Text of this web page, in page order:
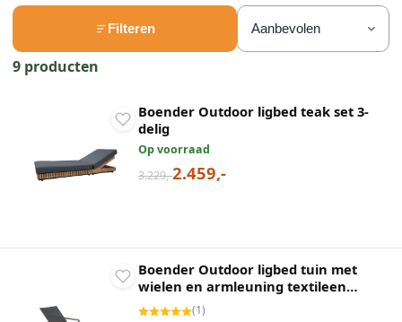
Filteren
9 producten
Boender Outdoor ligbed teak set 3-
delig
Op voorraad
3.229,-2.459,-
Boender Outdoor ligbed tuin met
wielen en armleuning textileen
antraciet
(1)